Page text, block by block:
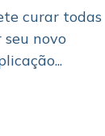
curar todas
seu novo